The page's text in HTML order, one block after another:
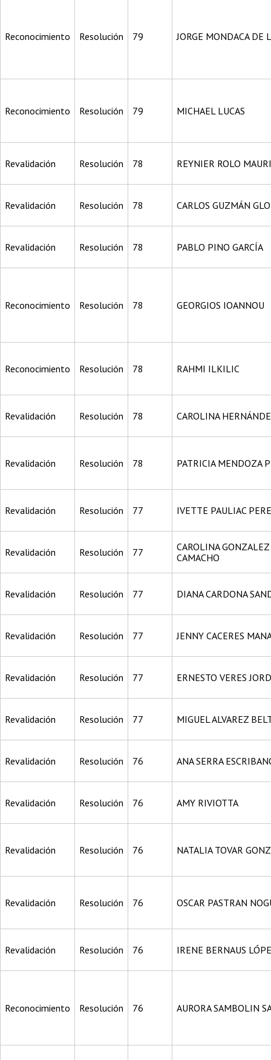
Reconocimiento Resolución 79 JORGE MONDACA DE
Reconocimiento Resolución 79 MICHAEL LUCAS
Revalidación Resolución 78 REYNIER ROLO
Revalidación Resolución 78 CARLOS GUZMÁN
Revalidación Resolución 78 PABLO PINO GARCÍA
Reconocimiento Resolución 78 GEORGIOS IOANNOU
Reconocimiento Resolución 78 RAHMI ILKILIC
Revalidación Resolución 78 CAROLINA
Revalidación Resolución 78 PATRICIA MENDOZA
Revalidación Resolución 77 IVETTE PAULIAC
Revalidación Resolución 77
CAROLINA GONZALEZ
CAMACHO
Revalidación Resolución 77 DIANA CARDONA
Revalidación Resolución 77 JENNY CACERES
Revalidación Resolución 77 ERNESTO VERES
Revalidación Resolución 77 MIGUEL ALVAREZ
Revalidación Resolución 76 ANA SERRA
Revalidación Resolución 76 AMY RIVIOTTA
Revalidación Resolución 76 NATALIA TOVAR
Revalidación Resolución 76 OSCAR PASTRAN
Revalidación Resolución 76 IRENE BERNAUS
Reconocimiento Resolución 76 AURORA SAMBOLIN